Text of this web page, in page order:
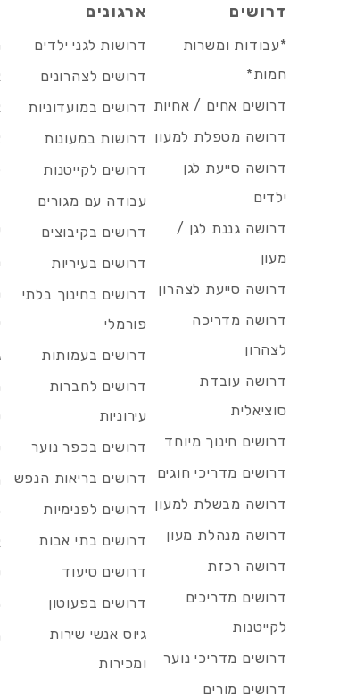
דרושים
*עבודות ומשרות
חמות*
דרושים אחים / אחיות
דרושה מטפלת למעון
דרושה סייעת לגן
ילדים
דרושה גננת לגן /
מעון
דרושה סייעת לצהרון
דרושה מדריכה
לצהרון
דרושה עובדת
סוציאלית
דרושים חינוך מיוחד
דרושים מדריכי חוגים
דרושה מבשלת למעון
דרושה מנהלת מעון
דרושה רכזת
דרושים מדריכים
לקייטנות
דרושים מדריכי נוער
דרושים מורים
ארגונים
דרושות לגני ילדים
דרושים לצהרונים
דרושים במועדוניות
דרושות במעונות
דרושים לקייטנות
עבודה עם מגורים
דרושים בקיבוצים
דרושים בעיריות
דרושים בחינוך בלתי
פורמלי
דרושים בעמותות
דרושים לחברות
עירוניות
דרושים בכפר נוער
דרושים בריאות הנפש
דרושים לפנימיות
דרושים בתי אבות
דרושים סיעוד
דרושים בפעוטון
גיוס אנשי שירות
ומכירות